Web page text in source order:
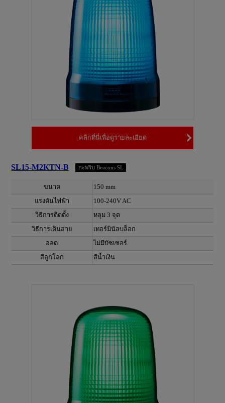
คลิกที่นี่เพื่อดูรายละเอียด
SL15-M2KTN-B กะพริบ Beacons SL
ขนาด
150 mm
แรงดันไฟฟ้า
100-240V AC
วิธีการติดตั้ง
หลุม 3 จุด
วิธีการเดินสาย
เทอร์มินัลบล็อก
ออด
ไม่มีบัซเซอร์
สีลูกโลก
สีน้ำเงิน